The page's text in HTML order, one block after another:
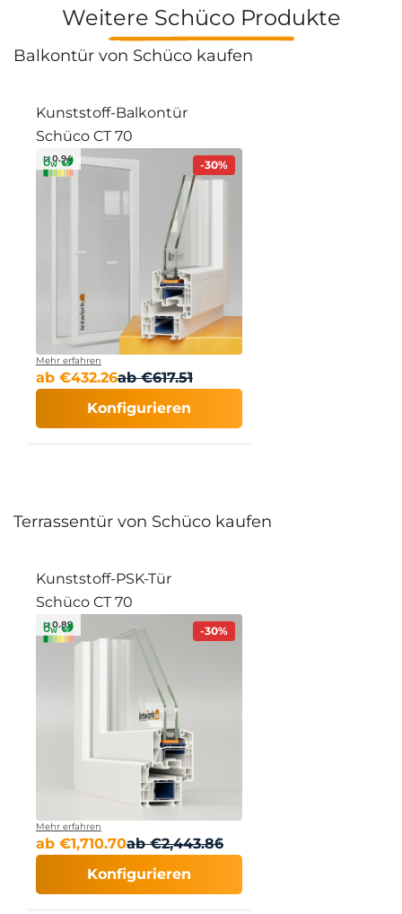
Weitere Schüco Produkte
Balkontür von Schüco kaufen
Kunststoff-Balkontür
Schüco CT 70
-30%
≥ 0.94
Mehr erfahren
ab €432.26ab€617.51
Konfigurieren
Terrassentür von Schüco kaufen
Kunststoff-PSK-Tür
Schüco CT 70
-30%
≥ 0.89
Mehr erfahren
ab €1,710.70ab€2,443.86
Konfigurieren